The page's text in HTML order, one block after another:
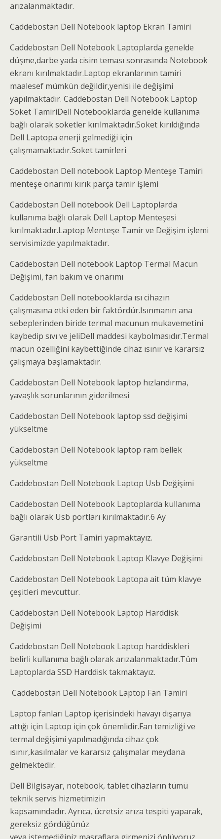
arızalanmaktadır.
Caddebostan Dell Notebook laptop Ekran Tamiri
Caddebostan Dell Notebook Laptoplarda genelde
düşme,darbe yada cisim teması sonrasında Notebook
ekranı kırılmaktadır.Laptop ekranlarının tamiri
maalesef mümkün değildir,yenisi ile değişimi
yapılmaktadır. Caddebostan Dell Notebook Laptop
Soket TamiriDell Notebooklarda genelde kullanıma
bağlı olarak soketler kırılmaktadır.Soket kırıldığında
Dell Laptopa enerji gelmediği için
çalışmamaktadır.Soket tamirleri
Caddebostan Dell notebook Laptop Menteşe Tamiri
menteşe onarımı kırık parça tamir işlemi
Caddebostan Dell notebook Dell Laptoplarda
kullanıma bağlı olarak Dell Laptop Menteşesi
kırılmaktadır.Laptop Menteşe Tamir ve Değişim işlemi
servisimizde yapılmaktadır.
Caddebostan Dell notebook Laptop Termal Macun
Değişimi, fan bakım ve onarımı
Caddebostan Dell notebooklarda ısı cihazın
çalışmasına etki eden bir faktördür.Isınmanın ana
sebeplerinden biride termal macunun mukavemetini
kaybedip sıvı ve jeliDell maddesi kaybolmasıdır.Termal
macun özelliğini kaybettiğinde cihaz ısınır ve kararsız
çalışmaya başlamaktadır.
Caddebostan Dell Notebook laptop hızlandırma,
yavaşlık sorunlarının giderilmesi
Caddebostan Dell Notebook laptop ssd değişimi
yükseltme
Caddebostan Dell Notebook laptop ram bellek
yükseltme
Caddebostan Dell Notebook Laptop Usb Değişimi
Caddebostan Dell Notebook Laptoplarda kullanıma
bağlı olarak Usb portları kırılmaktadır.6 Ay
Garantili Usb Port Tamiri yapmaktayız.
Caddebostan Dell Notebook Laptop Klavye Değişimi
Caddebostan Dell Notebook Laptopa ait tüm klavye
çeşitleri mevcuttur.
Caddebostan Dell Notebook Laptop Harddisk
Değişimi
Caddebostan Dell Notebook Laptop harddiskleri
belirli kullanıma bağlı olarak arızalanmaktadır.Tüm
Laptoplarda SSD Harddisk takmaktayız.
Caddebostan Dell Notebook Laptop Fan Tamiri
Laptop fanları Laptop içerisindeki havayı dışarıya
attığı için Laptop için çok önemlidir.Fan temizliği ve
termal değişimi yapılmadığında cihaz çok
ısınır,kasılmalar ve kararsız çalışmalar meydana
gelmektedir.
Dell Bilgisayar, notebook, tablet cihazların tümü
teknik servis hizmetimizin
kapsamındadır. Ayrıca, ücretsiz arıza tespiti yaparak,
gereksiz gördüğünüz